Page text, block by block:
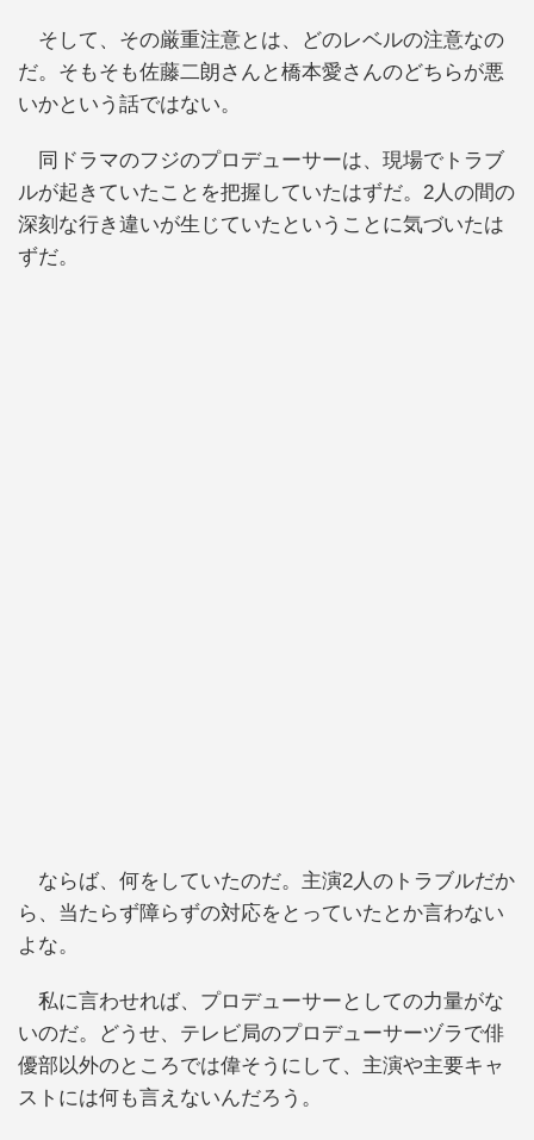
そして、その厳重注意とは、どのレベルの注意なの
だ。そもそも佐藤二朗さんと橋本愛さんのどちらが悪
いかという話ではない。
同ドラマのフジのプロデューサーは、現場でトラブ
ルが起きていたことを把握していたはずだ。2人の間の
深刻な行き違いが生じていたということに気づいたは
ずだ。
ならば、何をしていたのだ。主演2人のトラブルだか
ら、当たらず障らずの対応をとっていたとか言わない
よな。
私に言わせれば、プロデューサーとしての力量がな
いのだ。どうせ、テレビ局のプロデューサーヅラで俳
優部以外のところでは偉そうにして、主演や主要キャ
ストには何も言えないんだろう。